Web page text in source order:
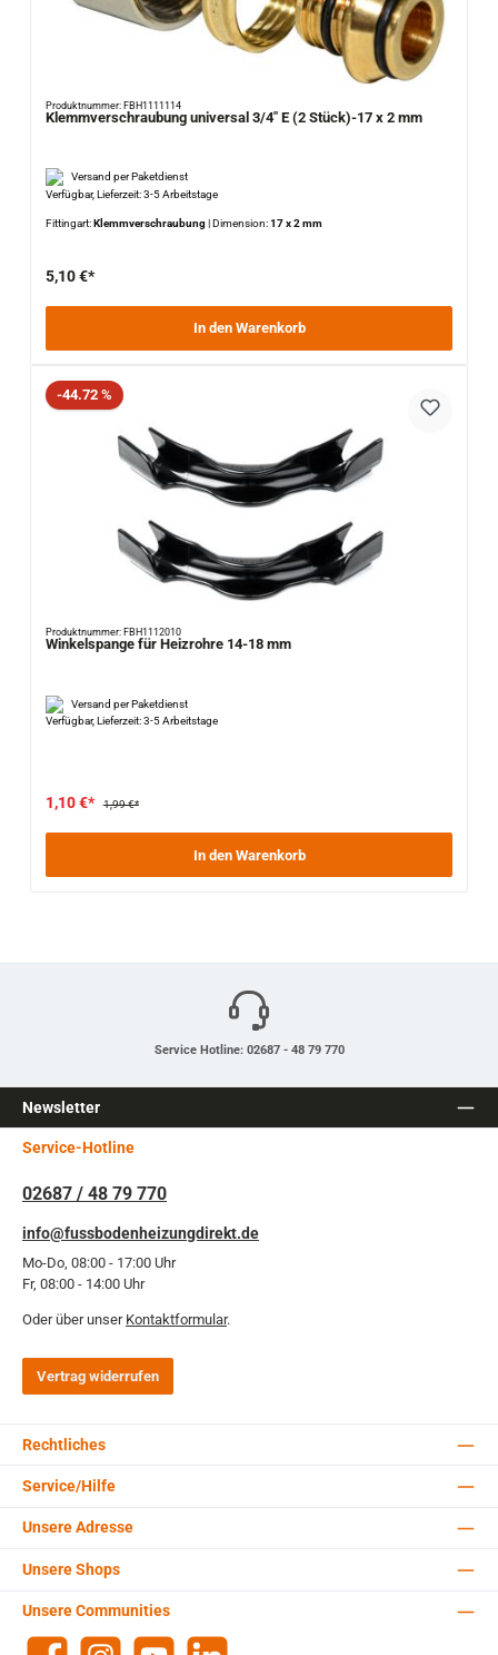
Produktnummer: FBH1111114
Klemmverschraubung universal 3/4" E (2 Stück)-17 x 2 mm
Versand per Paketdienst
Verfügbar, Lieferzeit: 3-5 Arbeitstage
Fittingart:Klemmverschraubung|Dimension:17 x 2 mm
5,10 €*
In den Warenkorb
Rabatt
-44.72 %
Produktnummer: FBH1112010
Winkelspange für Heizrohre 14-18 mm
Versand per Paketdienst
Verfügbar, Lieferzeit: 3-5 Arbeitstage
1,10 €* 1,99 €*
In den Warenkorb
Service Hotline: 02687 - 48 79 770
Newsletter
Service-Hotline
02687 / 48 79 770
info@fussbodenheizungdirekt.de
Mo-Do, 08:00 - 17:00 Uhr
Fr, 08:00 - 14:00 Uhr
Oder über unser Kontaktformular.
Vertrag widerrufen
Rechtliches
Service/Hilfe
Unsere Adresse
Unsere Communities
Unsere Shops